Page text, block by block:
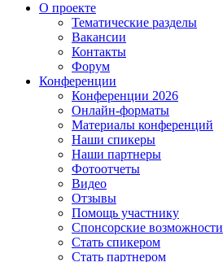
О проекте
Тематические разделы
Вакансии
Контакты
Форум
Конференции
Конференции 2026
Онлайн-форматы
Материалы конференций
Наши спикеры
Наши партнеры
Фотоотчеты
Видео
Отзывы
Помощь участнику
Спонсорские возможности
Стать спикером
Стать партнером